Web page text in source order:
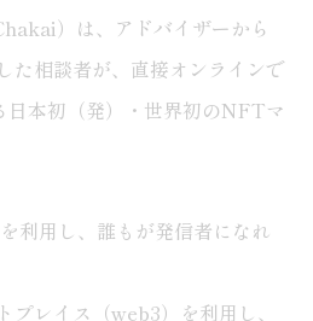
）は、アドバイザーから
相談者が、直接オンラインで
日本初（発）・世界初のNFTマ
利用し、誰もが発信者になれ
レイス（web3）を利用し、